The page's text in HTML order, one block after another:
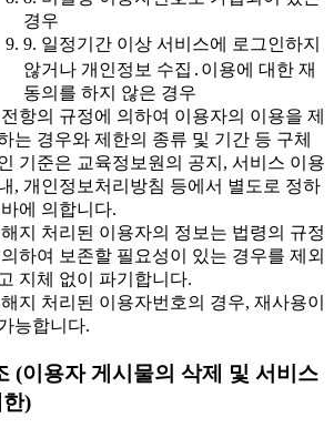
경우
9. 일정기간 이상 서비스에 로그인하지
않거나 개인정보 수집․이용에 대한 재
동의를 하지 않은 경우
항의 규정에 의하여 이용자의 이용을 제
는 경우와 제한의 종류 및 기간 등 구체
기준은 교육정보원의 공지, 서비스 이용
, 개인정보처리방침 등에서 별도로 정하
에 의합니다.
지 처리된 이용자의 정보는 법령의 규정
하여 보존할 필요성이 있는 경우를 제외
지체 없이 파기합니다.
지 처리된 이용자번호의 경우, 재사용이
능합니다.
(이용자 게시물의 삭제 및 서비스
)